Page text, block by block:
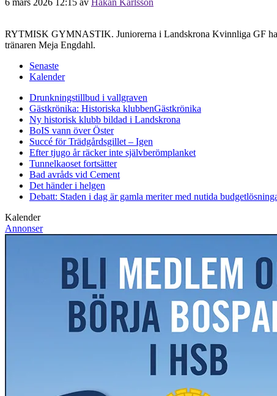
RYTMISK GYMNASTIK. Juniorerna i Landskrona Kvinnliga GF har
tränaren Meja Engdahl.
Senaste
Kalender
Drunkningstillbud i vallgraven
Gästkrönika: Historiska klubbenGästkrönika
Ny historisk klubb bildad i Landskrona
BoIS vann över Öster
Succé för Trädgårdsgillet – Igen
Efter tjugo år räcker inte självberömplanket
Tunnelkaoset fortsätter
Bad avråds vid Cement
Det händer i helgen
Debatt: Staden i dag är gamla meriter med nutida
Kalender
Annonser